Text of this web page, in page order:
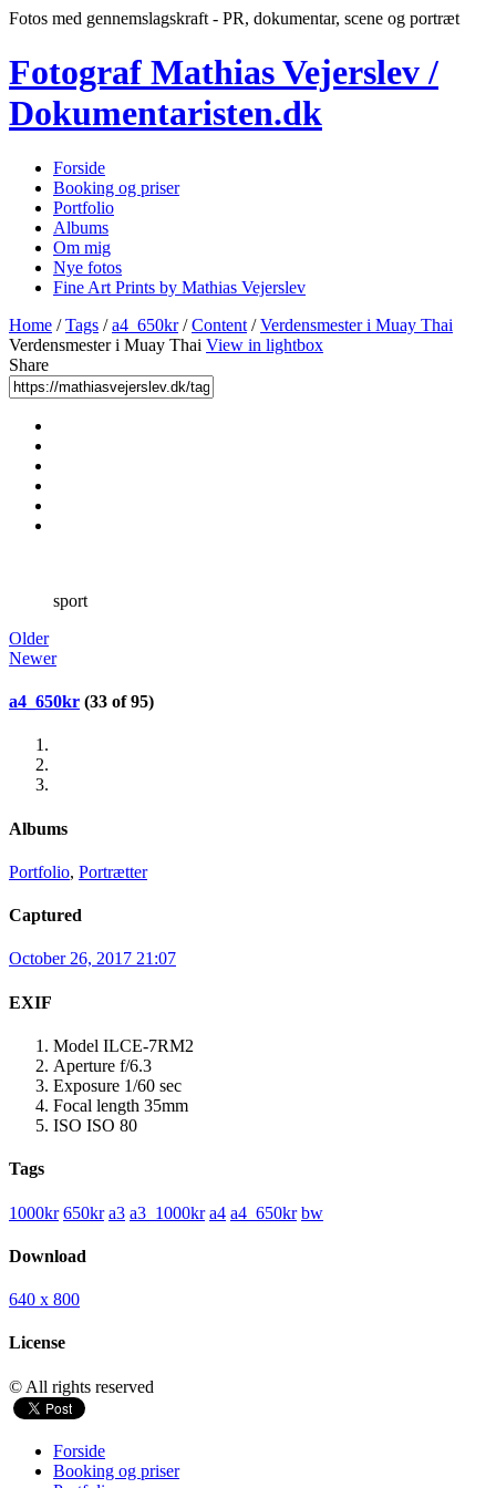
Fotos med gennemslagskraft - PR, dokumentar, scene og portræt
Fotograf Mathias Vejerslev /
Dokumentaristen.dk
Forside
Booking og priser
Portfolio
Albums
Om mig
Nye fotos
Fine Art Prints by Mathias Vejerslev
Home /Tags /a4_650kr/Content /Verdensmester i Muay Thai
Verdensmester i Muay Thai View in lightbox
Share
sport
Older
Newer
a4_650kr (33 of 95)
Albums
Portfolio, Portrætter
Captured
October 26, 2017 21:07
EXIF
Model ILCE-7RM2
Aperture f/6.3
Exposure 1/60 sec
Focal length 35mm
ISO ISO 80
Tags
1000kr 650kr a3 a3_1000kr a4 a4_650kr bw
Download
640 x 800
License
© All rights reserved
Forside
Booking og priser